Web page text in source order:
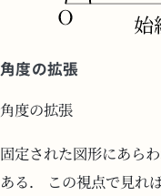
角度の拡張
角度の拡張
固定された図形にあら
ある． この視点で見れ